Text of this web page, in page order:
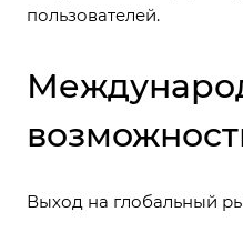
пользователей.
Выход на глобальный